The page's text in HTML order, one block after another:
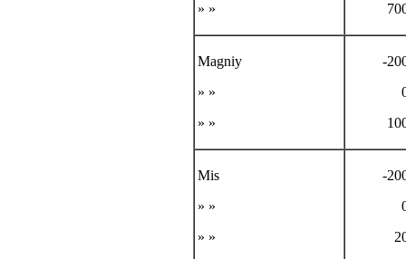
» »
Magniy
» »
» »
-
Mis
» »
» »
-